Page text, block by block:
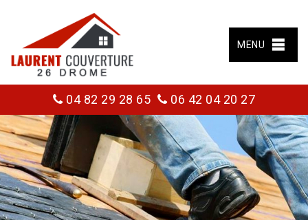
MENU
04 82 29 28 65 06 42 04 20 27